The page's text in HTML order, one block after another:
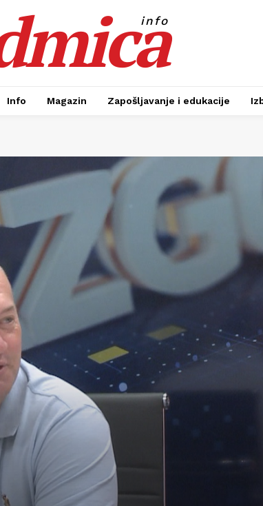
info
Info Magazin Zapošljavanje i edukacije